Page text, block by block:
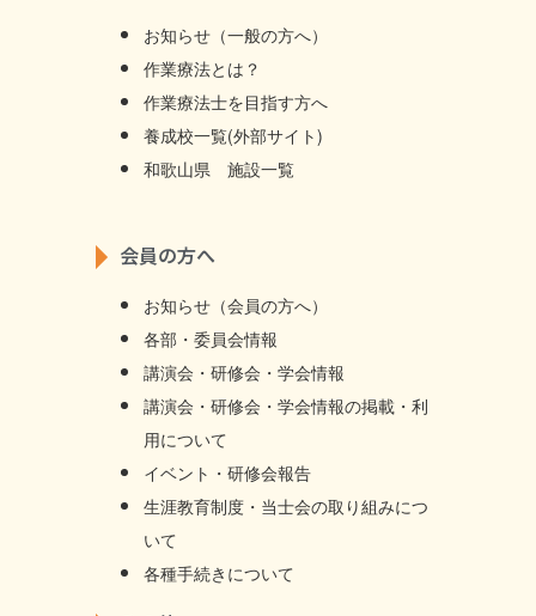
お知らせ（一般の方へ）
作業療法とは？
作業療法士を目指す方へ
養成校一覧(外部サイト)
和歌山県 施設一覧
会員の方へ
お知らせ（会員の方へ）
各部・委員会情報
講演会・研修会・学会情報
講演会・研修会・学会情報の掲載・利
用について
イベント・研修会報告
生涯教育制度・当士会の取り組みにつ
いて
各種手続きについて